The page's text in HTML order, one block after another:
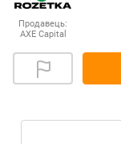
Продавець:
AXE Capital